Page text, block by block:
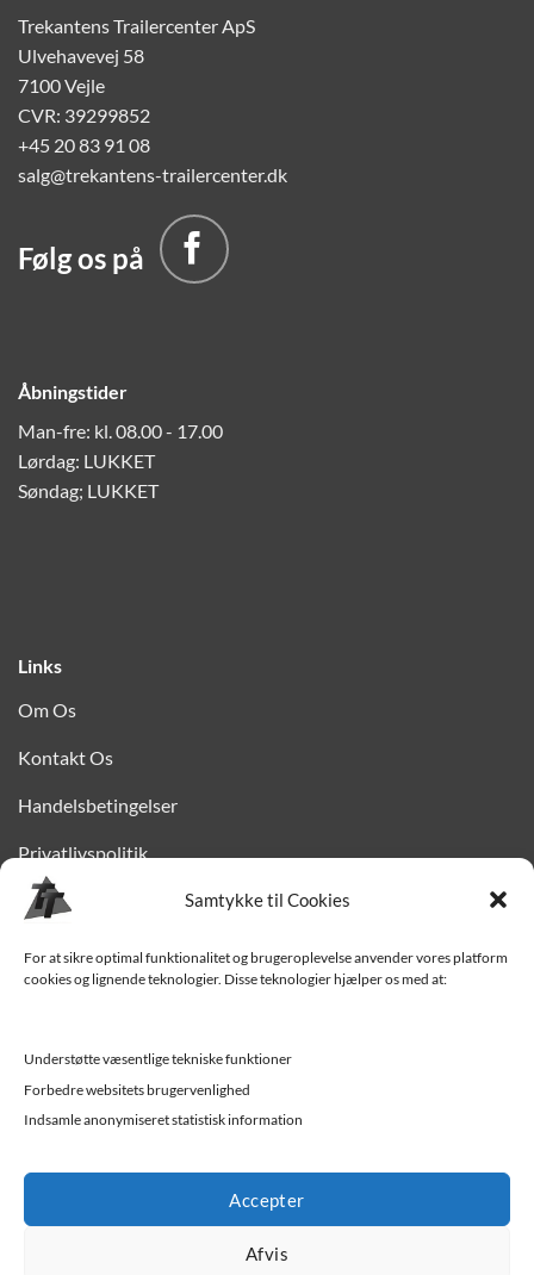
Samtykke til Cookies
For at sikre optimal funktionalitet og brugeroplevelse anvender vores platform
cookies og lignende teknologier. Disse teknologier hjælper os med at:
Understøtte væsentlige tekniske funktioner
Forbedre websitets brugervenlighed
Indsamle anonymiseret statistisk information
Accepter
Afvis
Trekantens Trailercenter ApS
Ulvehavevej 58
7100 Vejle
CVR: 39299852
+45 20 83 91 08
salg@trekantens-trailercenter.dk
Følg os på
Åbningstider
Man-fre: kl. 08.00 - 17.00
Lørdag: LUKKET
Søndag; LUKKET
Links
Om Os
Kontakt Os
Handelsbetingelser
Privatlivspolitik
Finansiering
Levering til Sjælland
Værksted